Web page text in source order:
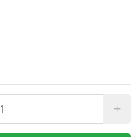
+